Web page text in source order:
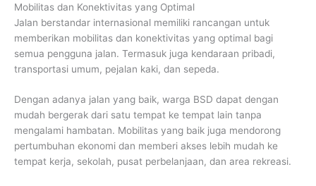
Mobilitas dan Konektivitas yang Optimal
Jalan berstandar internasional memiliki rancangan untuk
memberikan mobilitas dan konektivitas yang optimal bagi
semua pengguna jalan. Termasuk juga kendaraan pribadi,
transportasi umum, pejalan kaki, dan sepeda.
Dengan adanya jalan yang baik, warga BSD dapat dengan
mudah bergerak dari satu tempat ke tempat lain tanpa
mengalami hambatan. Mobilitas yang baik juga mendorong
pertumbuhan ekonomi dan memberi akses lebih mudah ke
tempat kerja, sekolah, pusat perbelanjaan, dan area rekreasi.